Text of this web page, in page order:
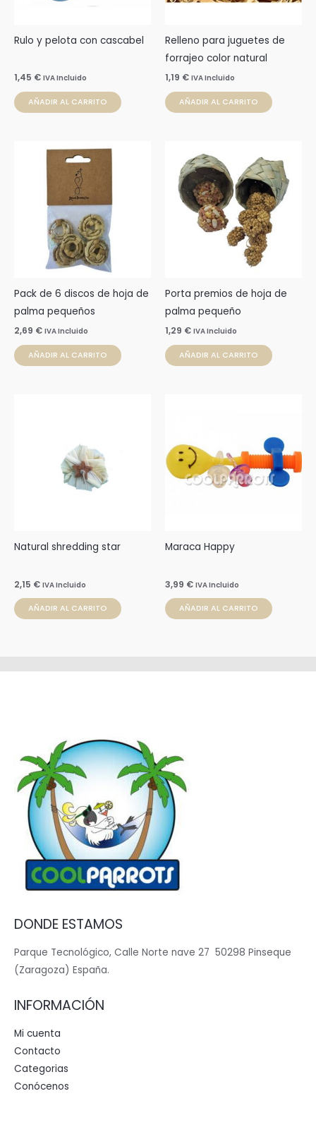
Rulo y pelota con cascabel
1,45 € IVA Incluido
AÑADIR AL CARRITO
Relleno para juguetes de
forrajeo color natural
1,19 € IVA Incluido
AÑADIR AL CARRITO
Pack de 6 discos de hoja de
palma pequeños
2,69 € IVA Incluido
AÑADIR AL CARRITO
Porta premios de hoja de
palma pequeño
1,29 € IVA Incluido
AÑADIR AL CARRITO
Natural shredding star
2,15 € IVA Incluido
AÑADIR AL CARRITO
Maraca Happy
3,99 € IVA Incluido
AÑADIR AL CARRITO
DONDE ESTAMOS
Parque Tecnológico, Calle Norte nave 27 50298 Pinseque
(Zaragoza) España.
INFORMACIÓN
Mi cuenta
Contacto
Categorias
Conócenos